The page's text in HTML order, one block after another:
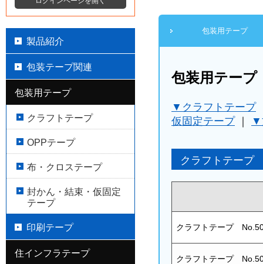
包装用テープ
包装用テープ
▼クラフトテープ
仮固定テープ｜ ▼
クラフトテープ
クラフトテープ
クラフトテープ
製品紹介
包装テープ関連
包装用テープ
クラフトテープ
OPPテープ
布・クロステープ
封かん・結束・仮固定
テープ
印刷テープ
住インフラテープ